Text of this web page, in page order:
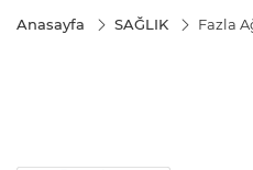
Anasayfa SAĞLIK Fazla